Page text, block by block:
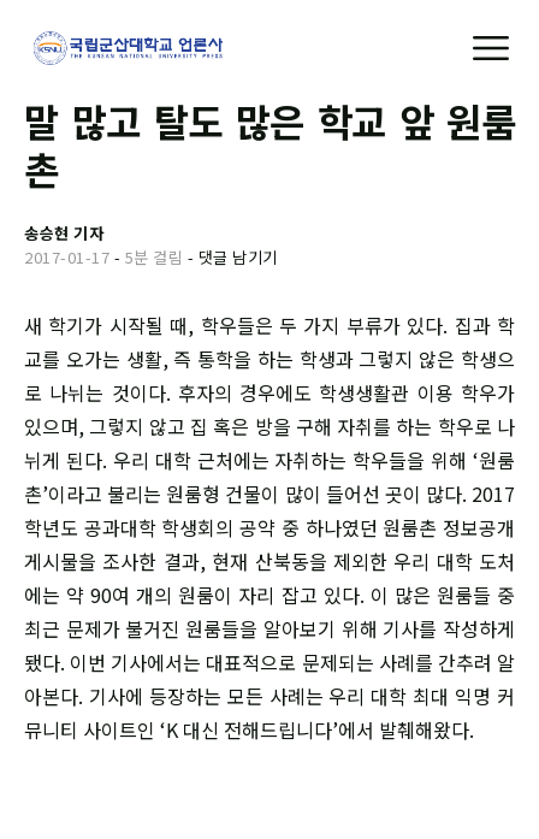
말 많고 탈도 많은 학교 앞 원룸
촌
송승현 기자
2017-01-17 - 5분 걸림 - 댓글 남기기
새 학기가 시작될 때, 학우들은 두 가지 부류가 있다. 집과 학
교를 오가는 생활, 즉 통학을 하는 학생과 그렇지 않은 학생으
로 나뉘는 것이다. 후자의 경우에도 학생생활관 이용 학우가
있으며, 그렇지 않고 집 혹은 방을 구해 자취를 하는 학우로 나
뉘게 된다. 우리 대학 근처에는 자취하는 학우들을 위해 ‘원룸
촌’이라고 불리는 원룸형 건물이 많이 들어선 곳이 많다. 2017
학년도 공과대학 학생회의 공약 중 하나였던 원룸촌 정보공개
게시물을 조사한 결과, 현재 산북동을 제외한 우리 대학 도처
에는 약 90여 개의 원룸이 자리 잡고 있다. 이 많은 원룸들 중
최근 문제가 불거진 원룸들을 알아보기 위해 기사를 작성하게
됐다. 이번 기사에서는 대표적으로 문제되는 사례를 간추려 알
아본다. 기사에 등장하는 모든 사례는 우리 대학 최대 익명 커
뮤니티 사이트인 ‘K 대신 전해드립니다’에서 발췌해왔다.